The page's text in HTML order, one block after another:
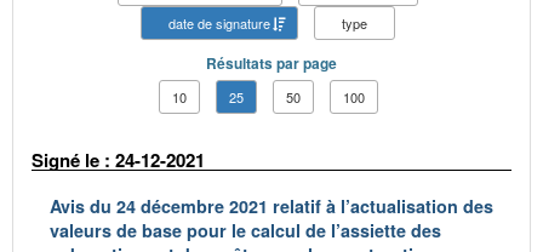
date de signature
type
Résultats par page
10 25 50 100
Signé le : 24-12-2021
Avis du 24 décembre 2021 relatif à l’actualisation des
valeurs de base pour le calcul de l’assiette des